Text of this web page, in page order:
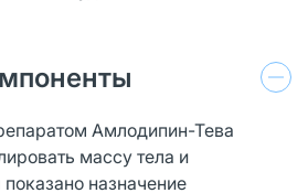
Амлодипин-Тева
массу тела и
назначение